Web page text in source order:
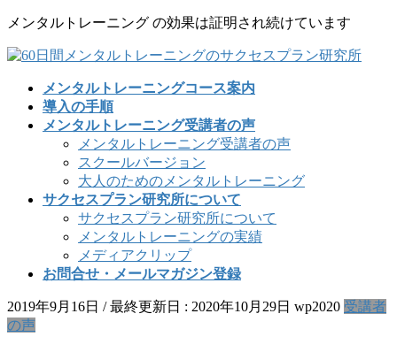
コ
テ
ナ
ゲ
メンタルトレーニング の効果は証明され続けています
メンタルトレーニングコース案内
導入の手順
メンタルトレーニング受講者の声
メンタルトレーニング受講者の声
スクールバージョン
大人のためのメンタルトレーニング
サクセスプラン研究所について
サクセスプラン研究所について
メンタルトレーニングの実績
メディアクリップ
お問合せ・メールマガジン登録
2019年9月16日 / 最終更新日 : 2020年10月29日 wp2020 受講者
の声